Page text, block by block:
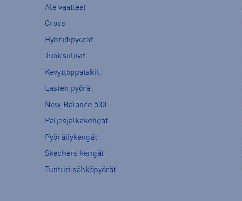
Ale vaatteet
Crocs
Hybridipyörät
Juoksuliivit
Kevyttoppatakit
Lasten pyörä
New Balance 530
Paljasjalkakengät
Pyöräilykengät
Skechers kengät
Tunturi sähköpyörät